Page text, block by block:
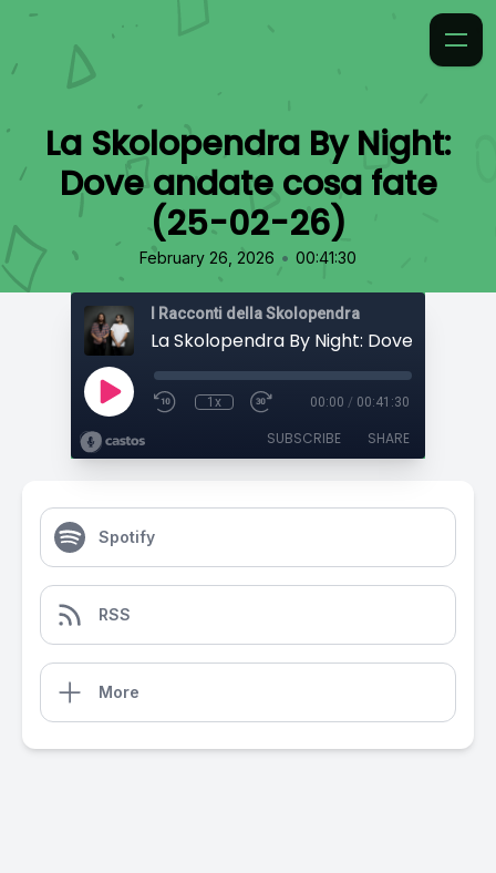
La Skolopendra By Night:
Dove andate cosa fate
(25-02-26)
February 26, 2026 • 00:41:30
I Racconti della Skolopendra
1x 00:00 / 00:41:30
SUBSCRIBE SHARE
Spotify
RSS
More